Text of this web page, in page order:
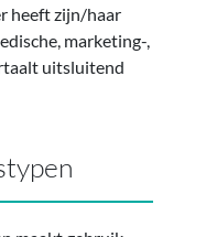
heeft zijn/haar
marketing-,
uitsluitend